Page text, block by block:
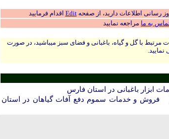
رسانی اطلاعات دارید، از صفحهEdit اقدام فرمایید
به ما مراجعه نمایید
مرتبط با گل و گیاه، باغبانی و فضای سبز میباشید، در صورت
ابزار باغبانی در استان فارس
فروش و خدمات سموم دفع آفات گیاهان در استان